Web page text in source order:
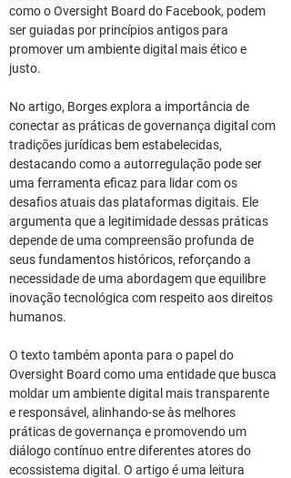
como o Oversight Board do Facebook, podem
ser guiadas por princípios antigos para
promover um ambiente digital mais ético e
justo.
No artigo, Borges explora a importância de
conectar as práticas de governança digital com
tradições jurídicas bem estabelecidas,
destacando como a autorregulação pode ser
uma ferramenta eficaz para lidar com os
desafios atuais das plataformas digitais. Ele
argumenta que a legitimidade dessas práticas
depende de uma compreensão profunda de
seus fundamentos históricos, reforçando a
necessidade de uma abordagem que equilibre
inovação tecnológica com respeito aos direitos
humanos.
O texto também aponta para o papel do
Oversight Board como uma entidade que busca
moldar um ambiente digital mais transparente
e responsável, alinhando-se às melhores
práticas de governança e promovendo um
diálogo contínuo entre diferentes atores do
ecossistema digital. O artigo é uma leitura